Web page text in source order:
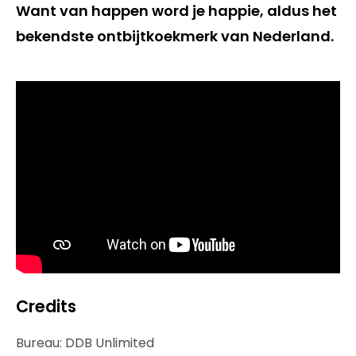
Want van happen word je happie, aldus het
bekendste ontbijtkoekmerk van Nederland.
Credits
Bureau: DDB Unlimited